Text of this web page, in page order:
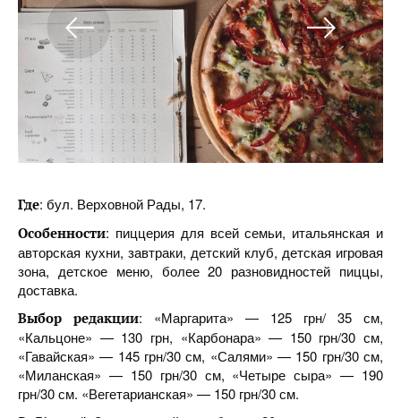
Где: бул. Верховной Рады, 17.
Особенности: пиццерия для всей семьи, итальянская и
авторская кухни, завтраки, детский клуб, детская игровая
зона, детское меню, более 20 разновидностей пиццы,
доставка.
Выбор редакции: «Маргарита» — 125 грн/ 35 см,
«Кальцоне» — 130 грн, «Карбонара» — 150 грн/30 см,
«Гавайская» — 145 грн/30 см, «Салями» — 150 грн/30 см,
«Миланская» — 150 грн/30 см, «Четыре сыра» — 190
грн/30 см. «Вегетарианская» — 150 грн/30 см.